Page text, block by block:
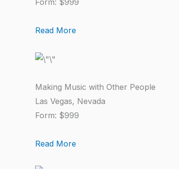
Read More
Making Music with Other People
Las Vegas, Nevada
Form: $999
Read More